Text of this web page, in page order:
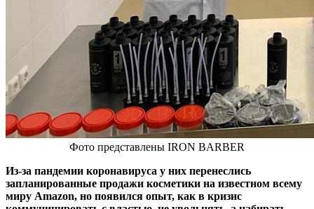
Фото представлены IRON BARBER
Из-за пандемии коронавируса у них перенеслись
запланированные продажи косметики на известном всему
миру Amazon, но появился опыт, как в кризис